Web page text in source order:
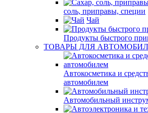
соль, приправы, специи
Чай
Продукты быстрого
ТОВАРЫ ДЛЯ
Автокосметика и
автомобилем
Автомобильный